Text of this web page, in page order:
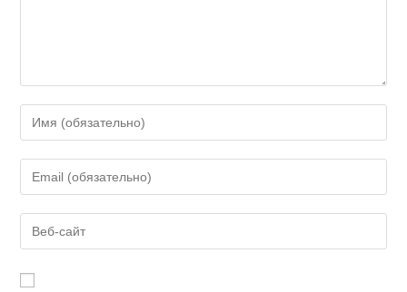
Введите
свое
имя
или
пользователя,
чтобы
прокомментировать
Введите
свой
email-
адрес,
Введите
URL